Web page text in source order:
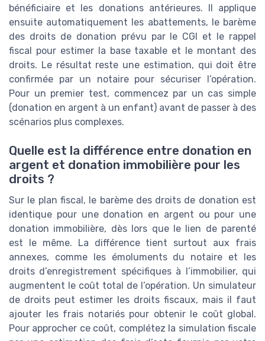
bénéficiaire et les donations antérieures. Il applique
ensuite automatiquement les abattements, le barème
des droits de donation prévu par le CGI et le rappel
fiscal pour estimer la base taxable et le montant des
droits. Le résultat reste une estimation, qui doit être
confirmée par un notaire pour sécuriser l’opération.
Pour un premier test, commencez par un cas simple
(donation en argent à un enfant) avant de passer à des
scénarios plus complexes.
Quelle est la différence entre donation en
argent et donation immobilière pour les
droits ?
Sur le plan fiscal, le barème des droits de donation est
identique pour une donation en argent ou pour une
donation immobilière, dès lors que le lien de parenté
est le même. La différence tient surtout aux frais
annexes, comme les émoluments du notaire et les
droits d’enregistrement spécifiques à l’immobilier, qui
augmentent le coût total de l’opération. Un simulateur
de droits peut estimer les droits fiscaux, mais il faut
ajouter les frais notariés pour obtenir le coût global.
Pour approcher ce coût, complétez la simulation fiscale